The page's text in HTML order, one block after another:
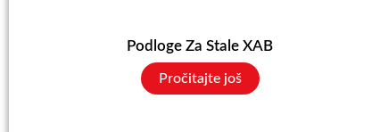
Podloge Za Stale XAB
Pročitajte još